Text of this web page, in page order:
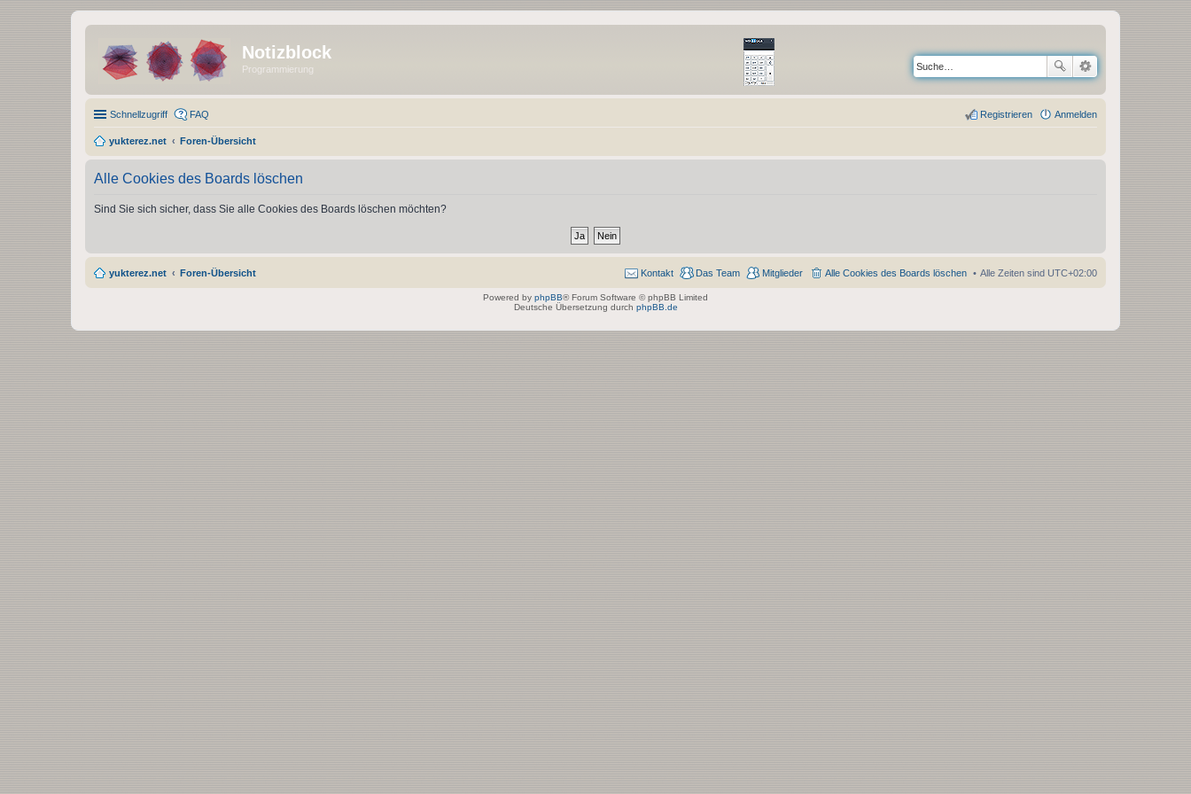
Notizblock
Programmierung
Schnellzugriff FAQ Anmelden
Registrieren
yukterez.net Foren-Übersicht
Alle Cookies des Boards löschen
Sind Sie sich sicher, dass Sie alle Cookies des Boards löschen möchten?
yukterez.net Foren-Übersicht Alle Zeiten sind UTC+02:00
Alle Cookies des Boards löschen
Mitglieder
Das Team
Kontakt
Powered by phpBB® Forum Software © phpBB Limited
Deutsche Übersetzung durch phpBB.de